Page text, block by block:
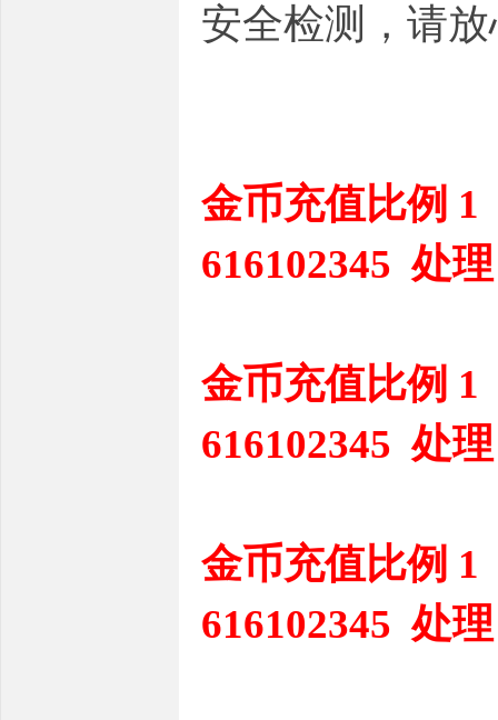
安全检测，请
金币充值比例
616102345 处理
金币充值比例
616102345 处理
金币充值比例
616102345 处理